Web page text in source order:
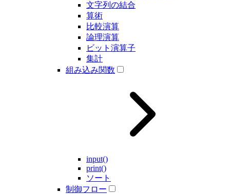
文字列の結合
算術
比較演算
論理演算
ビット演算子
集計
組み込み関数
input()
print()
ソート
制御フロー